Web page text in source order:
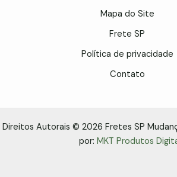
Mapa do Site
Frete SP
Política de privacidade
Contato
Direitos Autorais © 2026 Fretes SP
por: MKT Produtos